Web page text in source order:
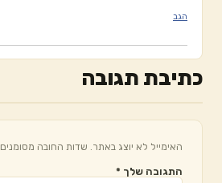
הגב
כתיבת תגובה
האימייל לא יוצג באתר. שדות החובה מסומנים
התגובה שלך *